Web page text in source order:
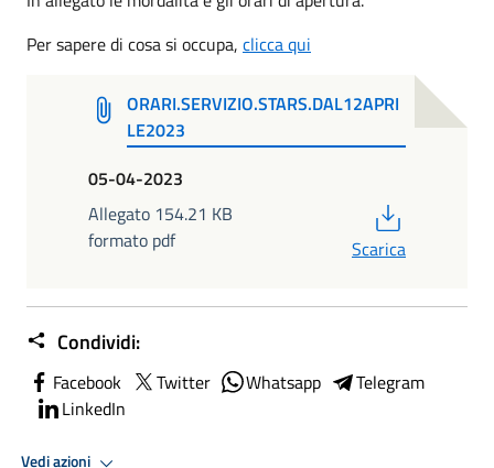
Per sapere di cosa si occupa, clicca qui
ORARI.SERVIZIO.STARS.DAL12APRI
LE2023
05-04-2023
Allegato 154.21 KB
formato pdf
Scarica
Condividi:
Facebook Twitter Whatsapp
Telegram
LinkedIn
Vedi azioni